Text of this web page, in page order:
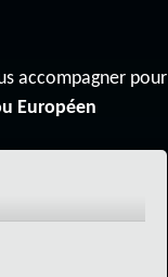
accompagner pour
Européen